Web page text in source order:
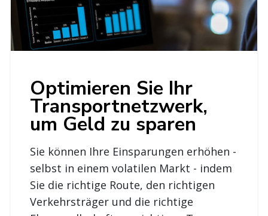
Optimieren Sie Ihr
Transportnetzwerk,
um Geld zu sparen
selbst in einem volatilen Markt - indem
Sie die richtige Route, den richtigen
Verkehrsträger und die richtige
Fluggesellschaft am richtigen Tag